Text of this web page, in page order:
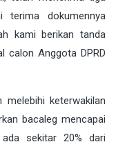
terima dokumennya
kami berikan tanda
calon Anggota DPRD
melebihi keterwakilan
bacaleg mencapai
ada sekitar 20% dari